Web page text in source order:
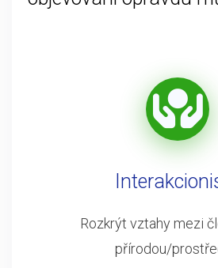
Rozkrýt vztahy mezi
přírodou/